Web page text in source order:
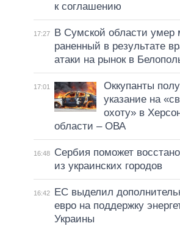
к соглашению
17:27
В Сумской области умер
раненный в результате
атаки на рынок в
17:01
Оккупанты
указание на
охоту» в
области – ОВА
16:48
Сербия поможет
из украинских городов
16:42
ЕС выделил
евро на поддержку
Украины